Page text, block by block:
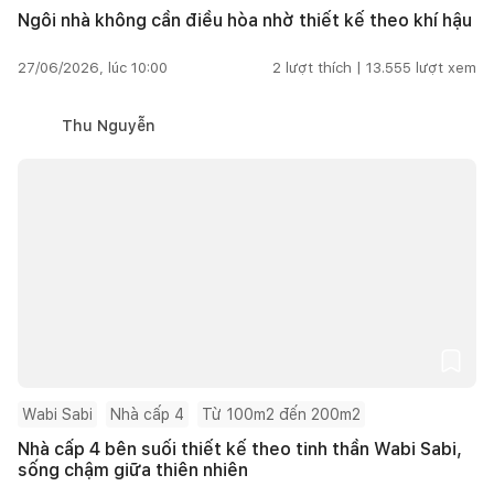
Ngôi nhà không cần điều hòa nhờ thiết kế theo khí hậu
27/06/2026, lúc 10:00 2 lượt thích | 13.555 lượt xem
Thu Nguyễn
Wabi Sabi Nhà cấp 4 Từ 100m2 đến 200m2
Nhà cấp 4 bên suối thiết kế theo tinh thần Wabi Sabi,
sống chậm giữa thiên nhiên